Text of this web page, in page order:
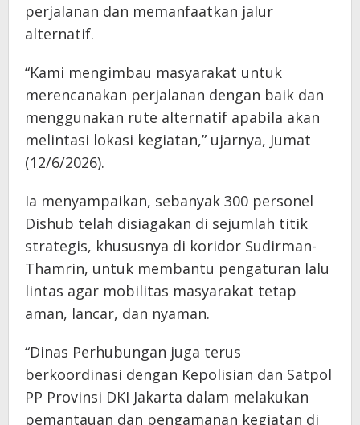
perjalanan dan memanfaatkan jalur
alternatif.
“Kami mengimbau masyarakat untuk
merencanakan perjalanan dengan baik dan
menggunakan rute alternatif apabila akan
melintasi lokasi kegiatan,” ujarnya, Jumat
(12/6/2026).
Ia menyampaikan, sebanyak 300 personel
Dishub telah disiagakan di sejumlah titik
strategis, khususnya di koridor Sudirman-
Thamrin, untuk membantu pengaturan lalu
lintas agar mobilitas masyarakat tetap
aman, lancar, dan nyaman.
“Dinas Perhubungan juga terus
berkoordinasi dengan Kepolisian dan Satpol
PP Provinsi DKI Jakarta dalam melakukan
pemantauan dan pengamanan kegiatan di